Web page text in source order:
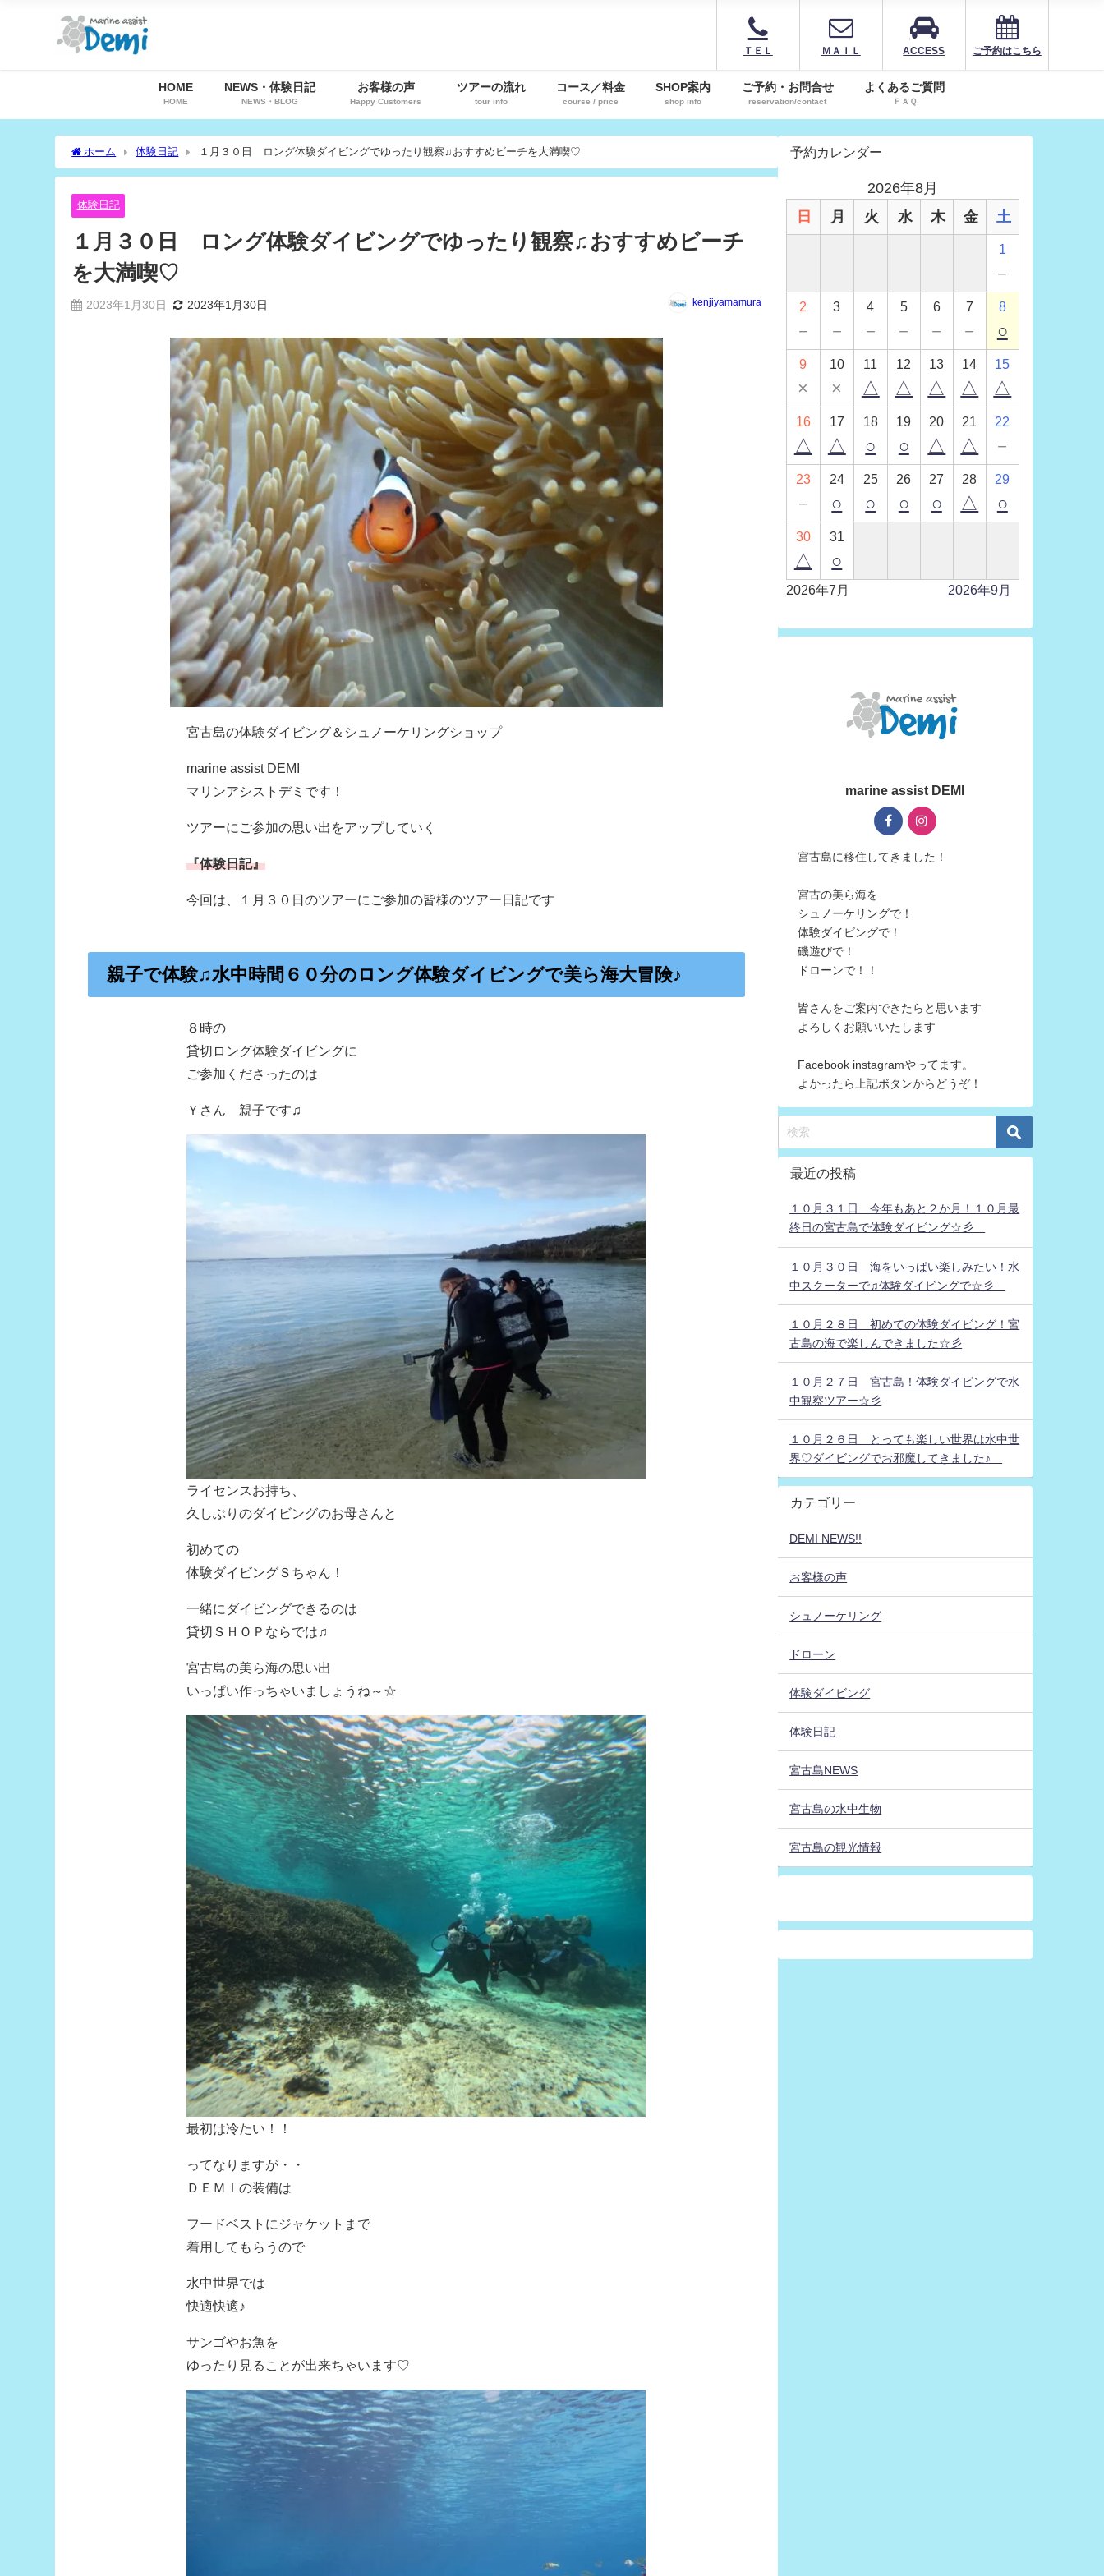
ＴＥＬ ＭＡＩＬ ACCESS ご予約はこちら
HOME
HOME
NEWS・体験日記
NEWS・BLOG
お客様の声
Happy Customers
ツアーの流れ
tour info
コース／料金
course / price
SHOP案内
shop info
ご予約・お問合せ
reservation/contact
よくあるご質問
ＦＡＱ
ホーム 体験日記 １月３０日 ロング体験ダイビングでゆったり観察♫おすすめビーチを大満喫♡
体験日記
１月３０日 ロング体験ダイビングでゆったり観察♫おすすめビーチ
を大満喫♡
2023年1月30日 2023年1月30日 kenjiyamamura
宮古島の体験ダイビング＆シュノーケリングショップ
marine assist DEMI
マリンアシストデミです！
ツアーにご参加の思い出をアップしていく
『体験日記』
今回は、１月３０日のツアーにご参加の皆様のツアー日記です
親子で体験♫水中時間６０分のロング体験ダイビングで美ら海大冒険♪
８時の
貸切ロング体験ダイビングに
ご参加くださったのは
Ｙさん 親子です♫
ライセンスお持ち、
久しぶりのダイビングのお母さんと
初めての
体験ダイビングＳちゃん！
一緒にダイビングできるのは
貸切ＳＨＯＰならでは♫
宮古島の美ら海の思い出
いっぱい作っちゃいましょうね～☆
最初は冷たい！！
ってなりますが・・
ＤＥＭＩの装備は
フードベストにジャケットまで
着用してもらうので
水中世界では
快適快適♪
サンゴやお魚を
ゆったり見ることが出来ちゃいます♡
予約カレンダー
2026年8月
日
月 火 水 木 金 土
1
－
2
－
3
－
4
－
5
－
6
－
7
－
8
○
9
×
10
×
11
△
12
△
13
△
14
△
15
△
16
△
17
△
18
○
19
○
20
△
21
△
22
－
23
－
24
○
25
○
26
○
27
○
28
△
29
○
30
△
31
○
2026年7月 2026年9月
marine assist DEMI
宮古島に移住してきました！
宮古の美ら海を
シュノーケリングで！
体験ダイビングで！
磯遊びで！
ドローンで！！
皆さんをご案内できたらと思います
よろしくお願いいたします
Facebook instagramやってます。
よかったら上記ボタンからどうぞ！
最近の投稿
１０月３１日 今年もあと２か月！１０月最
終日の宮古島で体験ダイビング☆彡
１０月３０日 海をいっぱい楽しみたい！水
中スクーターで♫体験ダイビングで☆彡
１０月２８日 初めての体験ダイビング！宮
古島の海で楽しんできました☆彡
１０月２７日 宮古島！体験ダイビングで水
中観察ツアー☆彡
１０月２６日 とっても楽しい世界は水中世
界♡ダイビングでお邪魔してきました♪
カテゴリー
DEMI NEWS!!
お客様の声
シュノーケリング
ドローン
体験ダイビング
体験日記
宮古島NEWS
宮古島の水中生物
宮古島の観光情報